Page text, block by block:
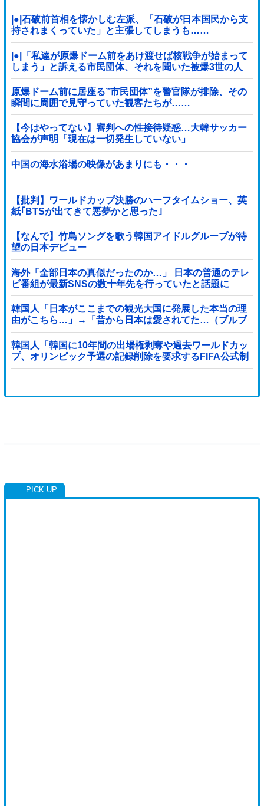
|●|石破前首相を懐かしむ左派、「石破が日本国民から支
持されまくっていた」と主張してしまうも……
|●|「私達が原爆ドーム前をあけ渡せば核戦争が始まって
しまう」と訴える市民団体、それを聞いた被爆3世の人
が……
原爆ドーム前に居座る”市民団体”を警官隊が排除、その
瞬間に周囲で見守っていた観客たちが……
【今はやってない】審判への性接待疑惑…大韓サッカー
協会が声明「現在は一切発生していない」
中国の海水浴場の映像があまりにも・・・
【批判】ワールドカップ決勝のハーフタイムショー、英
紙｢BTSが出てきて悪夢かと思った｣
【なんで】竹島ソングを歌う韓国アイドルグループが待
望の日本デビュー
海外「全部日本の真似だったのか…」 日本の普通のテレ
ビ番組が最新SNSの数十年先を行っていたと話題に
韓国人「日本がここまでの観光大国に発展した本当の理
由がこちら…」→「昔から日本は愛されてた…（ブルブ
ル」＝韓国の反応
韓国人「韓国に10年間の出場権剥奪や過去ワールドカッ
プ、オリンピック予選の記録削除を要求するFIFA公式制
裁を海外メディアが報道！」